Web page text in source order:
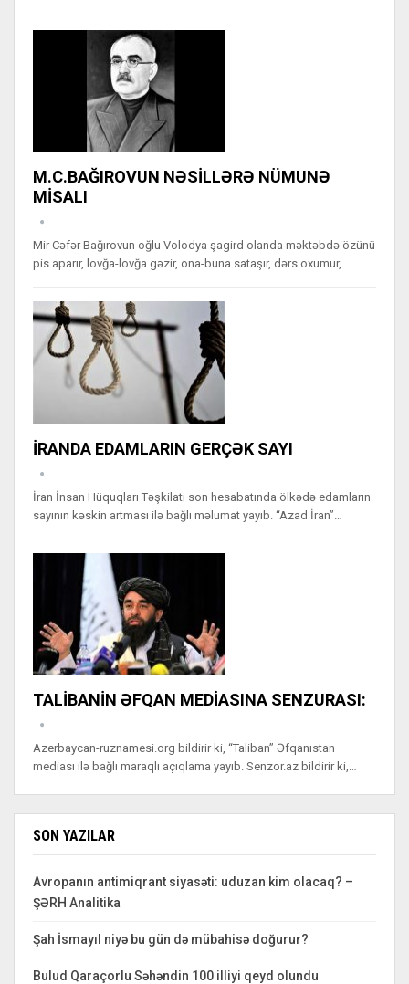
M.C.BAĞIROVUN NƏSİLLƏRƏ NÜMUNƏ
MİSALI
Mir Cəfər Bağırovun oğlu Volodya şagird olanda məktəbdə özünü
pis aparır, lovğa-lovğa gəzir, ona-buna sataşır, dərs oxumur,…
İRANDA EDAMLARIN GERÇƏK SAYI
İran İnsan Hüquqları Təşkilatı son hesabatında ölkədə edamların
sayının kəskin artması ilə bağlı məlumat yayıb. “Azad İran”…
TALİBANİN ƏFQAN MEDİASINA SENZURASI:
Azerbaycan-ruznamesi.org bildirir ki, “Taliban” Əfqanıstan
mediası ilə bağlı maraqlı açıqlama yayıb. Senzor.az bildirir ki,…
SON YAZILAR
Avropanın antimiqrant siyasəti: uduzan kim olacaq? –
ŞƏRH Analitika
Şah İsmayıl niyə bu gün də mübahisə doğurur?
Bulud Qaraçorlu Səhəndin 100 illiyi qeyd olundu